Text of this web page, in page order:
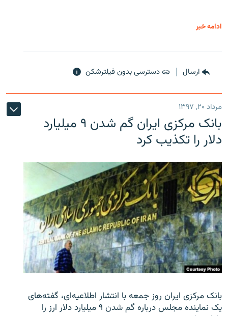
ادامه خبر
ارسال دسترسی بدون فیلترشکن
مرداد ۲۰, ۱۳۹۷
بانک مرکزی ایران گم شدن ۹ میلیارد
دلار را تکذیب کرد
بانک مرکزی ایران روز جمعه با انتشار اطلاعیه‌ای، گفته‌های
یک نماینده مجلس درباره گم شدن ۹ میلیارد دلار ارز را